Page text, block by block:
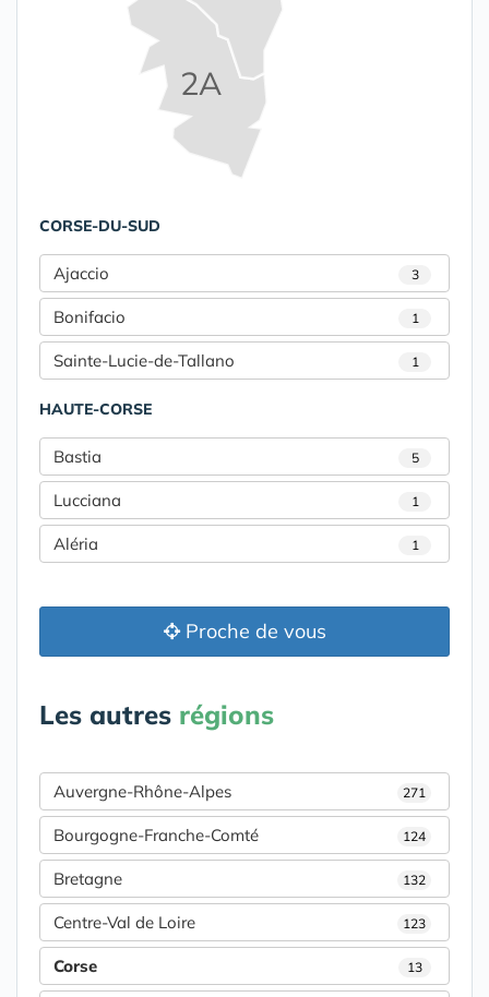
2A
CORSE-DU-SUD
Ajaccio 3
Bonifacio 1
Sainte-Lucie-de-Tallano 1
HAUTE-CORSE
Bastia 5
Lucciana 1
Aléria 1
Proche de vous
Les autres régions
Auvergne-Rhône-Alpes 271
Bourgogne-Franche-Comté 124
Bretagne 132
Centre-Val de Loire 123
Corse 13